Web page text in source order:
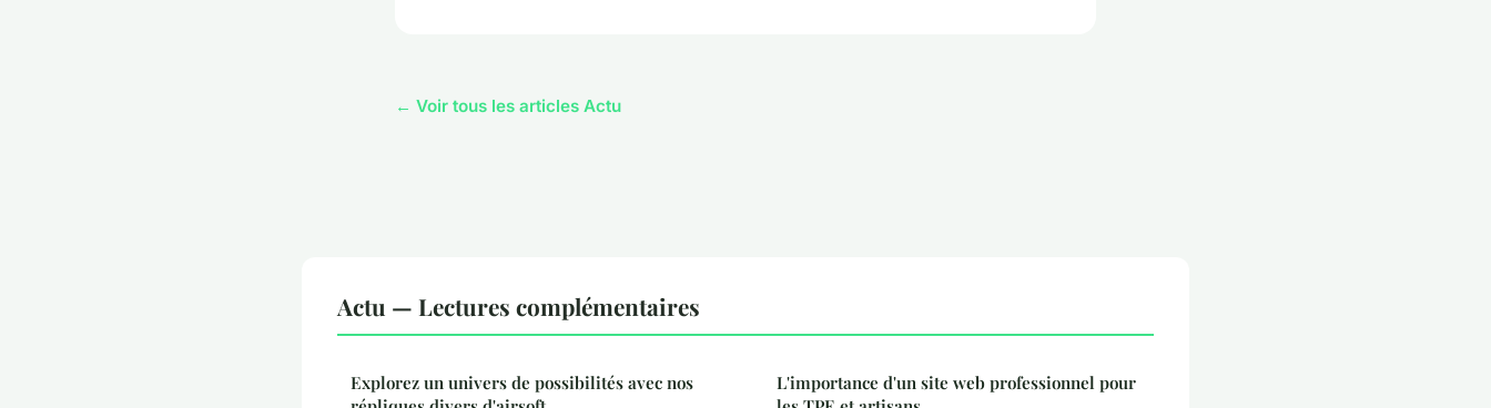
← Voir tous les articles Actu
Actu — Lectures complémentaires
Explorez un univers de possibilités avec nos
L'importance d'un site web professionnel pour